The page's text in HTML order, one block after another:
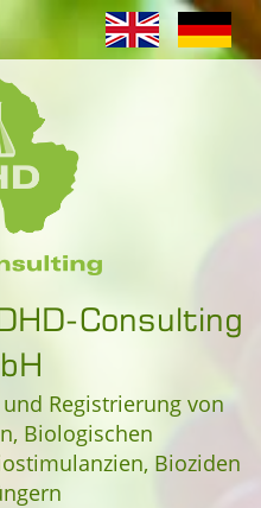
Consulting
Registrierung von
Biologischen
Bioziden